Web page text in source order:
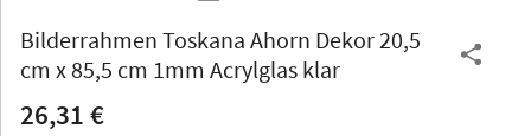
Bilderrahmen Toskana Ahorn Dekor 20,5
cm x 85,5 cm 1mm Acrylglas klar
26,31 €